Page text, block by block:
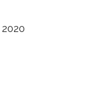
2020